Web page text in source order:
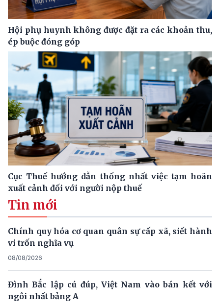
Hội phụ huynh không được đặt ra các khoản thu,
ép buộc đóng góp
Cục Thuế hướng dẫn thống nhất việc tạm hoãn
xuất cảnh đối với người nộp thuế
Tin mới
Chính quy hóa cơ quan quân sự cấp xã, siết hành
vi trốn nghĩa vụ
08/08/2026
Đình Bắc lập cú đúp, Việt Nam vào bán kết với
ngôi nhất bảng A